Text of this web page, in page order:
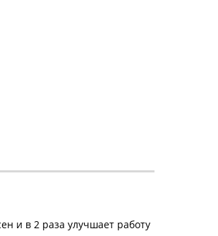
и в 2 раза улучшает работу